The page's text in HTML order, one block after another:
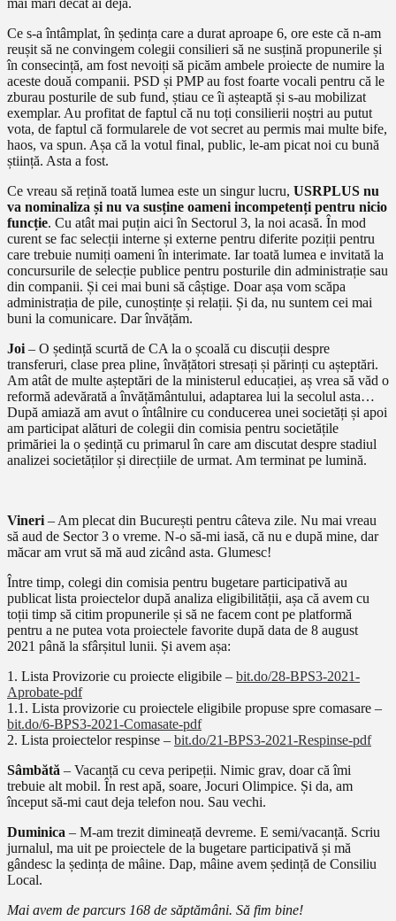
Ce s-a întâmplat, în ședința care a durat aproape 6, ore este că n-am
reușit să ne convingem colegii consilieri să ne susțină propunerile și
în consecință, am fost nevoiți să picăm ambele proiecte de numire la
aceste două companii. PSD și PMP au fost foarte vocali pentru că le
zburau posturile de sub fund, știau ce îi așteaptă și s-au mobilizat
exemplar. Au profitat de faptul că nu toți consilierii noștri au putut
vota, de faptul că formularele de vot secret au permis mai multe bife,
haos, va spun. Așa că la votul final, public, le-am picat noi cu bună
știință. Asta a fost.
Ce vreau să rețină toată lumea este un singur lucru, USRPLUS nu
va nominaliza și nu va susține oameni incompetenți pentru nicio
funcție. Cu atât mai puțin aici în Sectorul 3, la noi acasă. În mod
curent se fac selecții interne și externe pentru diferite poziții pentru
care trebuie numiți oameni în interimate. Iar toată lumea e invitată la
concursurile de selecție publice pentru posturile din administrație sau
din companii. Și cei mai buni să câștige. Doar așa vom scăpa
administrația de pile, cunoștințe și relații. Și da, nu suntem cei mai
buni la comunicare. Dar învățăm.
Joi – O ședință scurtă de CA la o școală cu discuții despre
transferuri, clase prea pline, învățători stresați și părinți cu așteptări.
Am atât de multe așteptări de la ministerul educației, aș vrea să văd o
reformă adevărată a învățământului, adaptarea lui la secolul asta…
După amiază am avut o întâlnire cu conducerea unei societăți și apoi
am participat alături de colegii din comisia pentru societățile
primăriei la o ședință cu primarul în care am discutat despre stadiul
analizei societăților și direcțiile de urmat. Am terminat pe lumină.
Vineri – Am plecat din București pentru câteva zile. Nu mai vreau
să aud de Sector 3 o vreme. N-o să-mi iasă, că nu e după mine, dar
măcar am vrut să mă aud zicând asta. Glumesc!
Între timp, colegi din comisia pentru bugetare participativă au
publicat lista proiectelor după analiza eligibilității, așa că avem cu
toții timp să citim propunerile și să ne facem cont pe platformă
pentru a ne putea vota proiectele favorite după data de 8 august
2021 până la sfârșitul lunii. Și avem așa:
1. Lista Provizorie cu proiecte eligibile – bit.do/28-BPS3-2021-
Aprobate-pdf
1.1. Lista provizorie cu proiectele eligibile propuse spre comasare –
bit.do/6-BPS3-2021-Comasate-pdf
2. Lista proiectelor respinse – bit.do/21-BPS3-2021-Respinse-pdf
Sâmbătă – Vacanță cu ceva peripeții. Nimic grav, doar că îmi
trebuie alt mobil. În rest apă, soare, Jocuri Olimpice. Și da, am
început să-mi caut deja telefon nou. Sau vechi.
Duminica – M-am trezit dimineață devreme. E semi/vacanță. Scriu
jurnalul, ma uit pe proiectele de la bugetare participativă și mă
gândesc la ședința de mâine. Dap, mâine avem ședință de Consiliu
Local.
Mai avem de parcurs 168 de săptămâni. Să fim bine!